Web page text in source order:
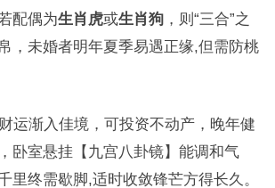
配偶为生肖虎或生肖狗，则“三合”之
，未婚者明年夏季易遇正缘,但需防桃
财运渐入佳境，可投资不动产，晚年健
卧室悬挂【九宫八卦镜】能调和气
里终需歇脚,适时收敛锋芒方得长久。